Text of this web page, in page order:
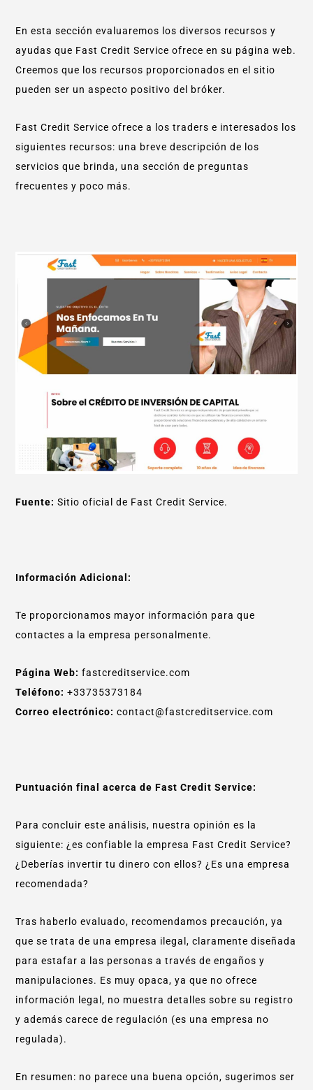
En esta sección evaluaremos los diversos recursos y
ayudas que Fast Credit Service ofrece en su página web.
Creemos que los recursos proporcionados en el sitio
pueden ser un aspecto positivo del bróker.
Fast Credit Service ofrece a los traders e interesados los
siguientes recursos: una breve descripción de los
servicios que brinda, una sección de preguntas
frecuentes y poco más.
Fuente: Sitio oficial de Fast Credit Service.
Información Adicional:
Te proporcionamos mayor información para que
contactes a la empresa personalmente.
Página Web: fastcreditservice.com
Teléfono: +33735373184
Correo electrónico: contact@fastcreditservice.com
Puntuación final acerca de Fast Credit Service:
Para concluir este análisis, nuestra opinión es la
siguiente: ¿es confiable la empresa Fast Credit Service?
¿Deberías invertir tu dinero con ellos? ¿Es una empresa
recomendada?
Tras haberlo evaluado, recomendamos precaución, ya
que se trata de una empresa ilegal, claramente diseñada
para estafar a las personas a través de engaños y
manipulaciones. Es muy opaca, ya que no ofrece
información legal, no muestra detalles sobre su registro
y además carece de regulación (es una empresa no
regulada).
En resumen: no parece una buena opción, sugerimos ser